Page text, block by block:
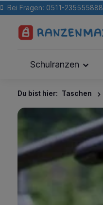
Bei Fragen: 0511-235555888
Schulranzen
Du bist hier: Taschen